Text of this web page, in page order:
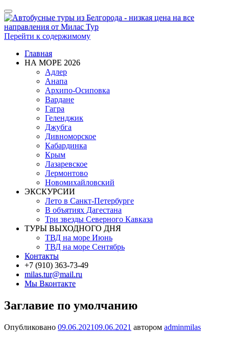
Показать/
Скрыть
навигацию
Перейти к содержимому
Главная
НА МОРЕ 2026
Адлер
Анапа
Архипо-Осиповка
Вардане
Гагра
Геленджик
Джубга
Дивноморское
Кабардинка
Крым
Лазаревское
Лермонтово
Новомихайловский
ЭКСКУРСИИ
Лето в Санкт-Петербурге
В объятиях Дагестана
Три звезды Северного Кавказа
ТУРЫ ВЫХОДНОГО ДНЯ
ТВД на море Июнь
ТВД на море Сентябрь
Контакты
+7 (910) 363-73-49
milas.tur@mail.ru
Мы Вконтакте
Заглавие по умолчанию
Опубликовано 09.06.202109.06.2021 автором adminmilas